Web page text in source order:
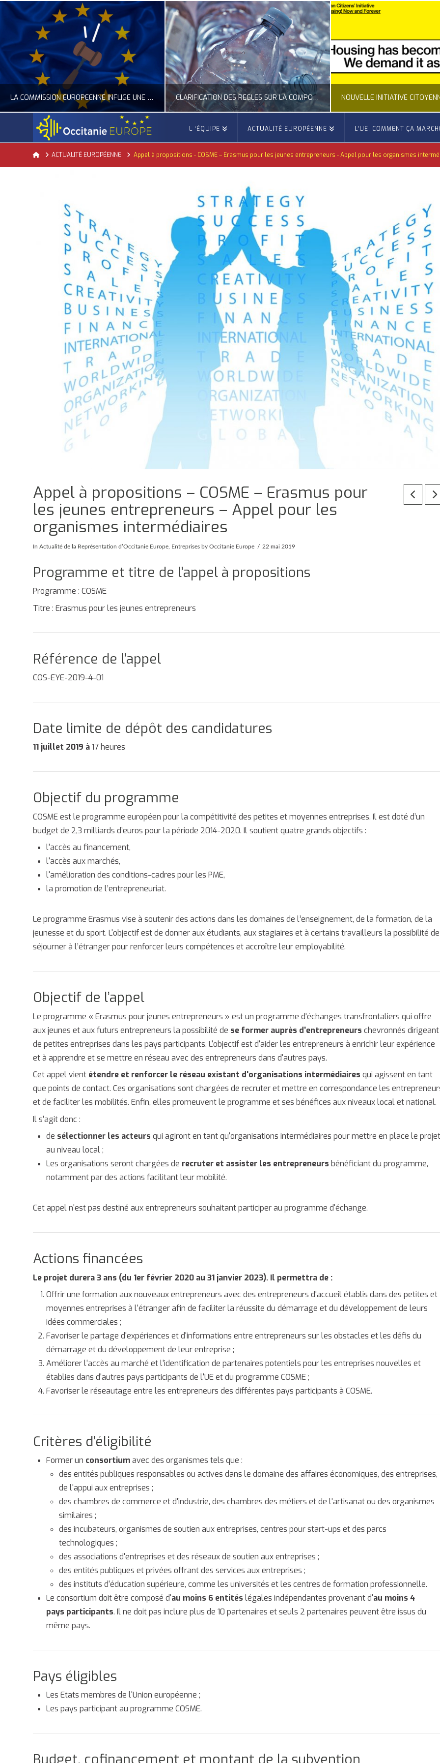
LA COMMISSION EUROPÉENNE INFLIGE UNE AMENDE RECORD À GOOGLE
ACTUALITÉ DE L'UNION EUROPÉENNE, ACTUALITÉ DE LA REPRÉSENTATION D’OCCITANIE EUROPE, NUMÉRIQUE- DIGITAL
CLARIFICATION DES RÈGLES SUR LA COMPOSITION DES BOUTEILLES PLASTIQUES
ACTUALITÉ DE L'UNION EUROPÉENNE, ACTUALITÉ DE LA REPRÉSENTATION D’OCCITANIE EUROPE, ECONOMIE CIRCULAIRE, ÉNERGIE - ENVIRONNEMENT - CLIMAT
JUILLET 24, 2026
ACTUALITÉ DE L'UNION EUROPÉENNE, ACTUALITÉ DE LA REPRÉSENTATION D’OCCITANIE
L ‘ÉQUIPE ACTUALITÉ EUROPÉENNE L’UE, COMMENT ÇA
HomeACTUALITÉ EUROPÉENNE Appel à propositions - COSME – Erasmus pour les jeunes entrepreneurs - Appel pour les organismes
Appel à propositions – COSME – Erasmus pour
les jeunes entrepreneurs – Appel pour les
organismes intermédiaires
InActualité de la Représentation d’Occitanie Europe Entreprises by Occitanie Europe 22 mai 2019
Programme et titre de l’appel à propositions
Programme : COSME
Titre : Erasmus pour les jeunes entrepreneurs
Référence de l’appel
COS-EYE-2019-4-01
Date limite de dépôt des candidatures
11 juillet 2019 à17 heures
Objectif du programme
COSME est le programme européen pour la compétitivité des petites et moyennes entreprises. Il est doté d’un
budget de 2,3 milliards d’euros pour la période 2014-2020. Il soutient quatre grands objectifs :
l'accès au financement,
l'accès aux marchés,
l'amélioration des conditions-cadres pour les PME,
la promotion de l’entrepreneuriat.
Le programme Erasmus vise à soutenir des actions dans les domaines de l’enseignement, de la formation, de la
jeunesse et du sport. L'objectif est de donner aux étudiants, aux stagiaires et à certains travailleurs la possibilité de
séjourner à l’étranger pour renforcer leurs compétences et accroître leur employabilité.
Objectif de l’appel
Le programme « Erasmus pour jeunes entrepreneurs » est un programme d'échanges transfrontaliers qui offre
aux jeunes et aux futurs entrepreneurs la possibilité de se former auprès d'entrepreneurs chevronnés dirigeant
de petites entreprises dans les pays participants. L'objectif est d'aider les entrepreneurs à enrichir leur expérience
et à apprendre et se mettre en réseau avec des entrepreneurs dans d'autres pays.
Cet appel vient étendre et renforcer le réseau existant d'organisations intermédiaires qui agissent en tant
que points de contact. Ces organisations sont chargées de recruter et mettre en correspondance les
et de faciliter les mobilités. Enfin, elles promeuvent le programme et ses bénéfices aux niveaux local et national.
Il s'agit donc :
de sélectionner les acteurs qui agiront en tant qu'organisations intermédiaires pour mettre en place le projet
au niveau local ;
Les organisations seront chargées de recruter et assister les entrepreneurs bénéficiant du programme,
notamment par des actions facilitant leur mobilité.
Cet appel n'est pas destiné aux entrepreneurs souhaitant participer au programme d'échange.
Actions financées
Le projet durera 3 ans (du 1er février 2020 au 31 janvier 2023). Il permettra de :
Offrir une formation aux nouveaux entrepreneurs avec des entrepreneurs d'accueil établis dans des petites et
moyennes entreprises à l'étranger afin de faciliter la réussite du démarrage et du développement de leurs
idées commerciales ;
Favoriser le partage d'expériences et d'informations entre entrepreneurs sur les obstacles et les défis du
démarrage et du développement de leur entreprise ;
Améliorer l'accès au marché et l'identification de partenaires potentiels pour les entreprises nouvelles et
établies dans d'autres pays participants de l'UE et du programme COSME ;
Favoriser le réseautage entre les entrepreneurs des différentes pays participants à COSME.
Critères d’éligibilité
Former un consortiumavec des organismes tels que :
des entités publiques responsables ou actives dans le domaine des affaires économiques, des entreprises,
de l'appui aux entreprises ;
des chambres de commerce et d'industrie, des chambres des métiers et de l'artisanat ou des organismes
similaires ;
des incubateurs, organismes de soutien aux entreprises, centres pour start-ups et des parcs
technologiques ;
des associations d'entreprises et des réseaux de soutien aux entreprises ;
des entités publiques et privées offrant des services aux entreprises ;
des instituts d'éducation supérieure, comme les universités et les centres de formation professionnelle.
Le consortium doit être composé d'au moins 6 entités légales indépendantes provenant d'au moins 4
pays participants. Il ne doit pas inclure plus de 10 partenaires et seuls 2 partenaires peuvent être issus du
même pays.
Pays éligibles
Les Etats membres de l'Union européenne ;
Les pays participant au programme COSME.